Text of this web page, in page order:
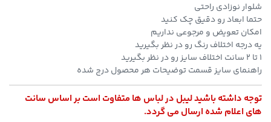
شلوار نوزادی راحتی
حتما ابعاد رو دقیق چک کنید
امکان تعویض و مرجوعی نداریم
یه درجه اختلاف رنگ رو در نظر بگیرید
۱ تا ۲ سانت اختلاف سایز رو در نظر بگیرید
راهنمای سایز قسمت توضیحات هر محصول درج شده
توجه داشته باشید لیبل در لباس ها متفاوت است بر اساس سانت
های اعلام شده ارسال می گردد.